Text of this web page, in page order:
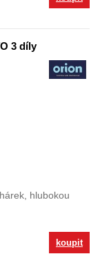
3 díly
hlubokou
koupit